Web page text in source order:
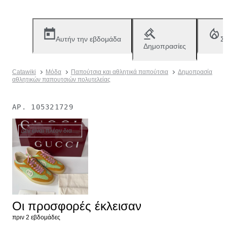
Αυτήν την εβδομάδα
Δημοπρασίες
Catawiki Μόδα Παπούτσια και αθλητικά παπούτσια
Δημοπρασία
αθλητικών παπουτσιών πολυτελείας
ΑΡ. 105321729
Δεν είναι πλέον διαθέσιμο
Οι προσφορές έκλεισαν
πριν 2 εβδομάδες